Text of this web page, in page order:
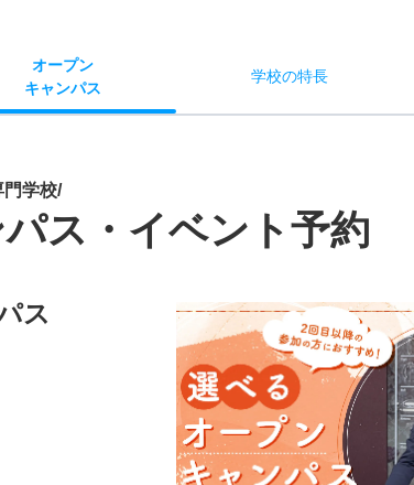
オープン
キャンパス
学校の特長
門学校/
ス・イベント予約
ス